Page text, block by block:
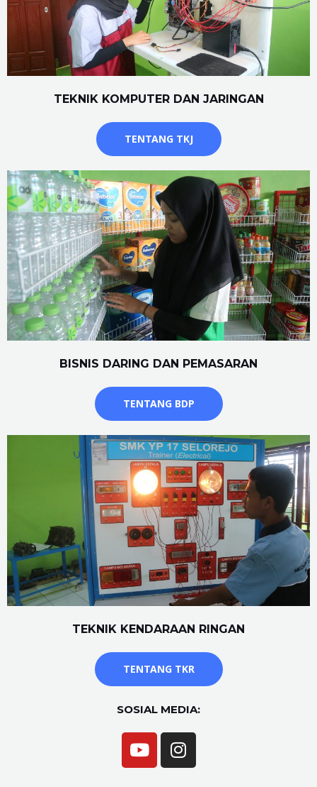
TEKNIK KOMPUTER DAN JARINGAN
TENTANG TKJ
BISNIS DARING DAN PEMASARAN
TENTANG BDP
TEKNIK KENDARAAN RINGAN
TENTANG TKR
SOSIAL MEDIA: